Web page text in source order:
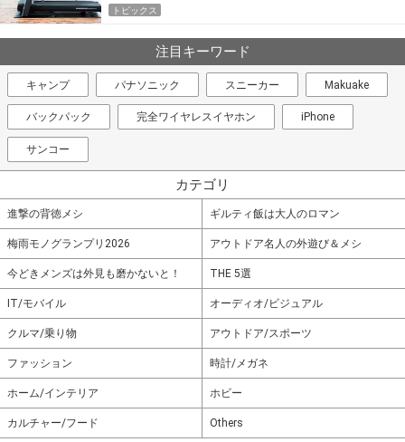
トピックス
注目キーワード
キャンプ パナソニック スニーカー Makuake
バックパック 完全ワイヤレスイヤホン iPhone
サンコー
カテゴリ
進撃の背徳メシ ギルティ飯は大人のロマン
梅雨モノグランプリ2026 アウトドア名人の外遊び＆メシ
今どきメンズは外見も磨かないと！ THE 5選
IT/モバイル オーディオ/ビジュアル
クルマ/乗り物 アウトドア/スポーツ
ファッション 時計/メガネ
ホーム/インテリア ホビー
カルチャー/フード Others